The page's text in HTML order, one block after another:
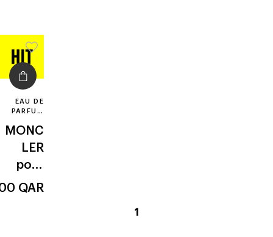
EAU DE
PARFUM
MONC
LER
pour
homm
QAR
current
1